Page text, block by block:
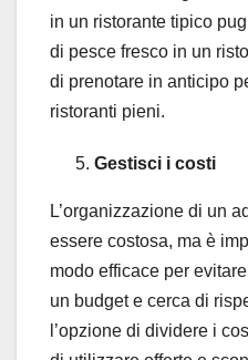
in un ristorante tipico
di pesce fresco in un
di prenotare in anticipo
ristoranti pieni.
Gestisci i costi
L’organizzazione di un
essere costosa, ma è
modo efficace per
un budget e cerca di
l’opzione di dividere i